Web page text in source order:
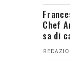
Chef
sa di